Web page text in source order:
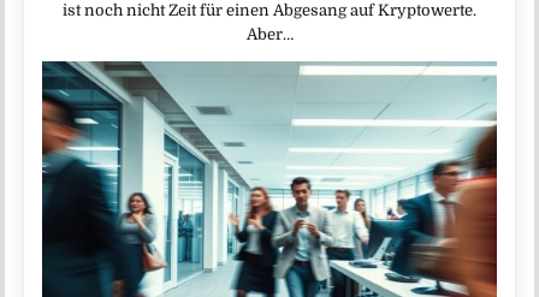
ist noch nicht Zeit für einen Abgesang auf Kryptowerte.
Aber…